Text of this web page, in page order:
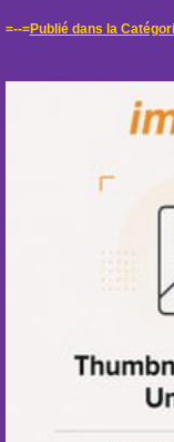
=--=Publié dans la